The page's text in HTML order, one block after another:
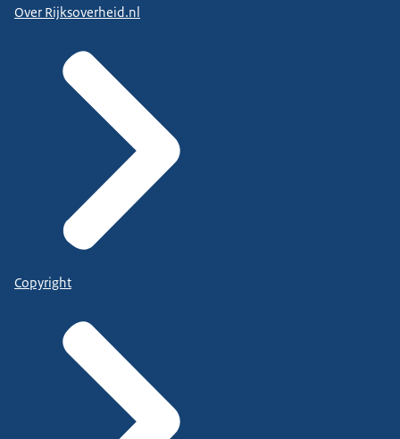
Over Rijksoverheid.nl
Copyright